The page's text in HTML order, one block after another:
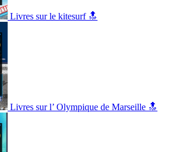
Livres sur le kitesurf 🔝
Livres sur l’ Olympique de Marseille 🔝